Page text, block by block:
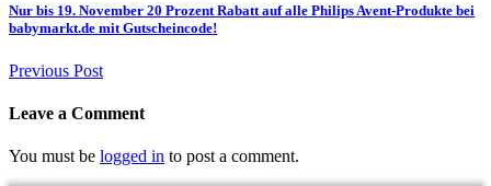
Nur bis 19. November 20 Prozent Rabatt auf alle Philips Avent-Produkte bei
babymarkt.de mit Gutscheincode!
Previous Post
Leave a Comment
You must be logged in to post a comment.